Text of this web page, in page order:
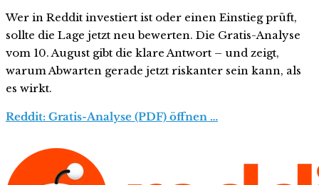
Wer in Reddit investiert ist oder einen Einstieg prüft,
sollte die Lage jetzt neu bewerten. Die Gratis-Analyse
vom 10. August gibt die klare Antwort – und zeigt,
warum Abwarten gerade jetzt riskanter sein kann, als
es wirkt.
Reddit: Gratis-Analyse (PDF) öffnen …